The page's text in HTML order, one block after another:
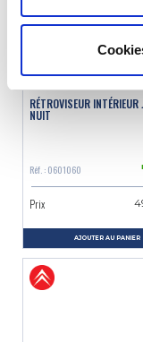
RÉTROVISEUR
NUIT
Réf. : 0601060
Prix
AJOUTER AU PANIER